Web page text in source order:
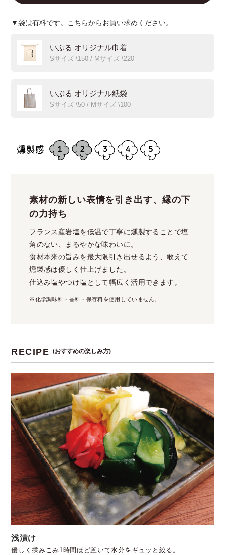
▼袋は有料です。こちらからお買い求めください。
いぶる オリジナル巾着
Sサイズ \150 / Mサイズ \220
いぶる オリジナル紙袋
Sサイズ \50 / Mサイズ \100
素材の新しい表情を引き出す、縁の下
の力持ち
フランス産岩塩を低温で丁寧に燻製することで塩
角のない、まるやかな味わいに。
食材本来の旨みを最大限引き出せるよう、敢えて
燻製感は優しく仕上げました。
仕込み塩やつけ塩として幅広く活用できます。
※化学調味料・香料・保存料を使用していません。
RECIPE (おすすめの楽しみ方)
浅漬け
優しく揉みこみ1時間ほど置いて水分をギュッと絞る。